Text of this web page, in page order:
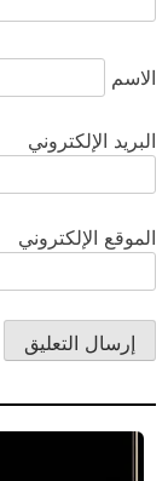
الاسم
البريد الإلكتروني
الموقع الإلكتروني